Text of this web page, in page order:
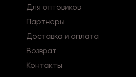
Для оптовиков
Партнеры
Доставка и оплата
Возврат
Контакты